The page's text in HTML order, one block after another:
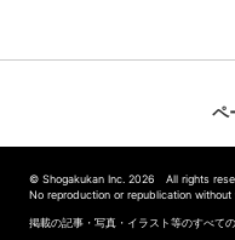
ペ
© Shogakukan Inc. 2026 All rights
No reproduction or republication without
掲載の記事・写真・イラスト等のすべて